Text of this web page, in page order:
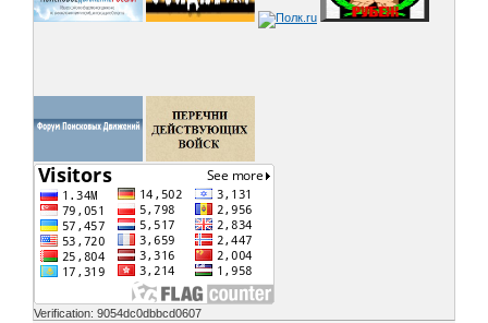
Verification: 9054dc0dbbcd0607